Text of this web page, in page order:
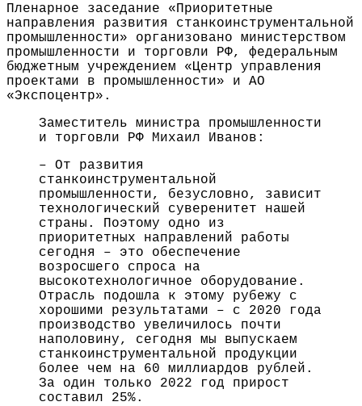
Пленарное заседание «Приоритетные
направления развития станкоинструментальной
промышленности» организовано министерством
промышленности и торговли РФ, федеральным
бюджетным учреждением «Центр управления
проектами в промышленности» и АО
«Экспоцентр».
Заместитель министра промышленности
и торговли РФ Михаил Иванов:
– От развития
станкоинструментальной
промышленности, безусловно, зависит
технологический суверенитет нашей
страны. Поэтому одно из
приоритетных направлений работы
сегодня – это обеспечение
возросшего спроса на
высокотехнологичное оборудование.
Отрасль подошла к этому рубежу с
хорошими результатами – с 2020 года
производство увеличилось почти
наполовину, сегодня мы выпускаем
станкоинструментальной продукции
более чем на 60 миллиардов рублей.
За один только 2022 год прирост
составил 25%.